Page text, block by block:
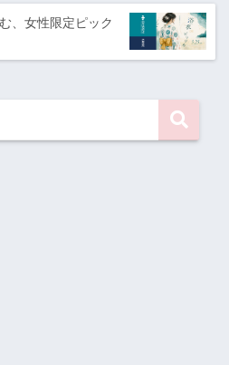
、女性限定ピック